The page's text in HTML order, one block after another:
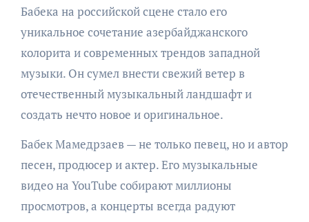
Бабека на российской сцене стало его
уникальное сочетание азербайджанского
колорита и современных трендов западной
музыки. Он сумел внести свежий ветер в
отечественный музыкальный ландшафт и
создать нечто новое и оригинальное.
Бабек Мамедрзаев — не только певец, но и автор
песен, продюсер и актер. Его музыкальные
видео на YouTube собирают миллионы
просмотров, а концерты всегда радуют